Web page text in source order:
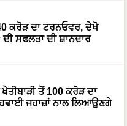
ਕਰੋੜ ਦਾ ਟਰਨਓਵਰ, ਦੇਖੋ
ਸਫਲਤਾ ਦੀ ਸ਼ਾਨਦਾਰ
ਤੋਂ 100 ਕਰੋੜ ਦਾ
ਜਹਾਜ਼ਾਂ ਨਾਲ ਲਿਆਉਣਗੇ